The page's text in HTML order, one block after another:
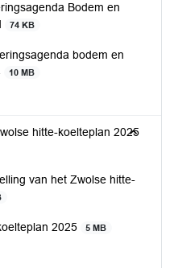
Bodem en
74 KB
bodem en
10 MB
hitte-koelteplan 2025
van het Zwolse hitte-
2025 5 MB